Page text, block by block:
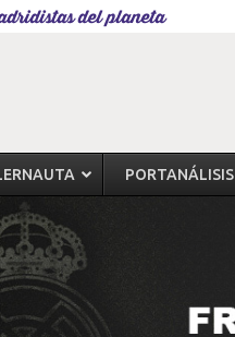
del planeta
PORTANÁLISIS